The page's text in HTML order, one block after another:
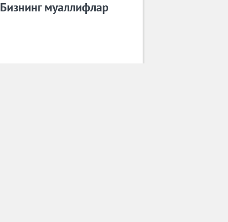
Бизнинг муаллифлар